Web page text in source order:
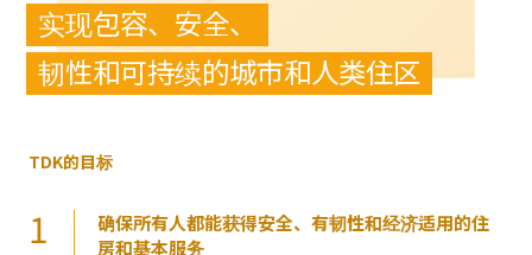
实现包容、安全、
韧性和可持续的城市和人类住区
TDK的目标
1
确保所有人都能获得安全、有韧性和经济适用的住
房和基本服务